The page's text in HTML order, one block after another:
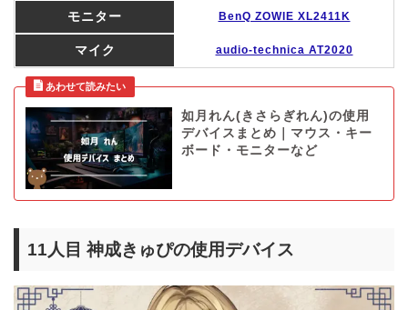
モニター BenQ ZOWIE XL2411K
マイク audio-technica AT2020
如月れん(きさらぎれん)の使用
デバイスまとめ｜マウス・キー
ボード・モニターなど
11人目 神成きゅぴの使用デバイス